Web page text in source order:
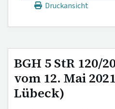
Druckansicht
BGH 5 StR 120/
vom 12. Mai
Lübeck)